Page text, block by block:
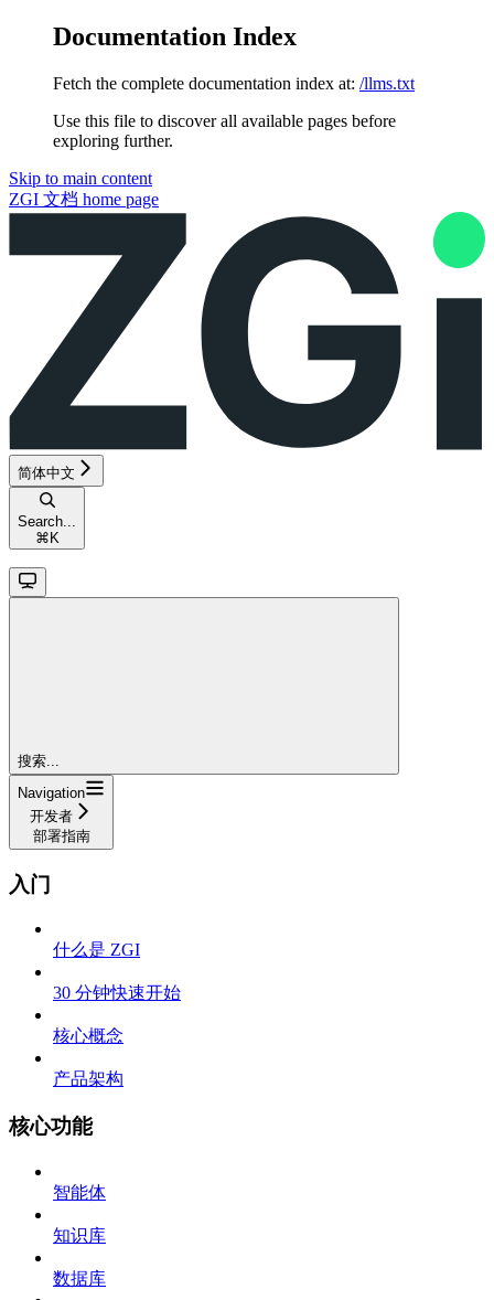
Documentation Index
Fetch the complete documentation index at: /llms.txt
Use this file to discover all available pages before
exploring further.
Skip to main content
ZGI 文档 home page
简体中文
Search...
⌘ K
搜索...
Navigation
开发者
部署指南
入门
什么是 ZGI
30 分钟快速开始
核心概念
产品架构
核心功能
智能体
知识库
数据库